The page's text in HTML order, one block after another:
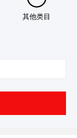
其他类目